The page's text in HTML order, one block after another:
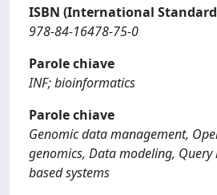
ISBN (International
978-84-16478-75-0
Parole chiave
INF; bioinformatics
Parole chiave
Genomic data management,
genomics, Data modeling, Query
based systems